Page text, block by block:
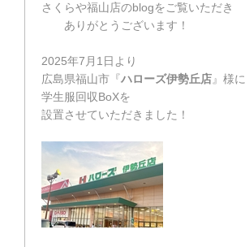
さくらや福山店のblogをご覧いただき
ありがとうございます！
2025年7月1日より
広島県福山市『ハローズ伊勢丘店 』様に
学生服回収BoXを
設置させていただきました！